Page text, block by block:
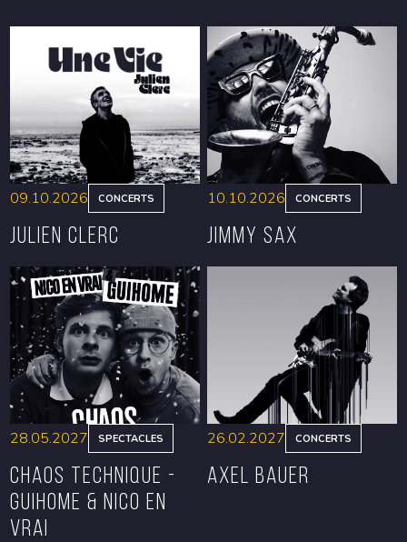
RÉSERVER
09.10.2026 CONCERTS
Julien Clerc
RÉSERVER
10.10.2026 CONCERTS
Jimmy Sax
28.05.2027 SPECTACLES
CHAOS TECHNIQUE -
GUIHOME & NICO EN
VRAI
26.02.2027 CONCERTS
Axel Bauer